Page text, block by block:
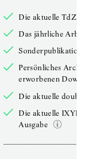
Die aktuelle TdZ-
Das jährliche
Persönliches
erworbenen
Die aktuelle
Die aktuelle
Ausgabe